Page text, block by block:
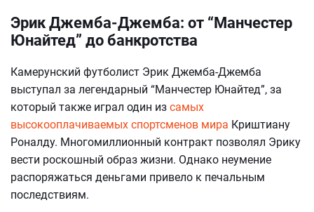
Эрик Джемба-Джемба: от “Манчестер
Юнайтед” до банкротства
Камерунский футболист Эрик Джемба-Джемба
выступал за легендарный “Манчестер Юнайтед”, за
который также играл один из самых
высокооплачиваемых спортсменов мира Криштиану
Роналду. Многомиллионный контракт позволял Эрику
вести роскошный образ жизни. Однако неумение
распоряжаться деньгами привело к печальным
последствиям.